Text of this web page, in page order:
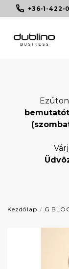
+36-1-422-
Kezdőlap G